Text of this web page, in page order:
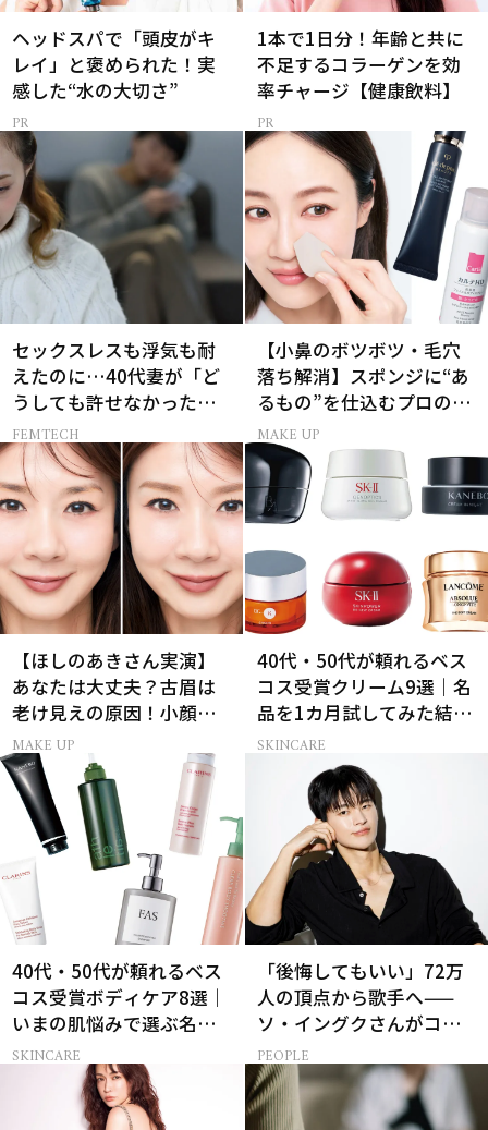
ヘッドスパで「頭皮がキ
レイ」と褒められた！実
感した“水の大切さ”
1本で1日分！年齢と共に
不足するコラーゲンを効
率チャージ【健康飲料】
セックスレスも浮気も耐
えたのに…40代妻が「ど
うしても許せなかった」
夫の一言
FEMTECH
【小鼻のボツボツ・毛穴
落ち解消】スポンジに“あ
るもの”を仕込むプロの超
簡単メイクテク
MAKE UP
【ほしのあきさん実演】
あなたは大丈夫？古眉は
老け見えの原因！小顔と
目元パッチリを叶える美
眉術
MAKE UP
40代・50代が頼れるベス
コス受賞クリーム9選｜名
品を1カ月試してみた結果
は？
SKINCARE
40代・50代が頼れるベス
コス受賞ボディケア8選｜
いまの肌悩みで選ぶ名品
まとめ
SKINCARE
「後悔してもいい」72万
人の頂点から歌手へ——
ソ・イングクさんがコツ
コツ頑張れる原動力とは
PEOPLE